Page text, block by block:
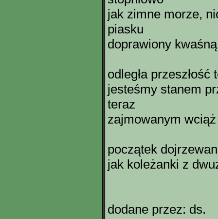
jak zimne morze,
piasku
doprawiony
odległa
jesteśmy stanem
teraz
zajmowanym
początek
jak koleżanki z
dodane przez: ds.